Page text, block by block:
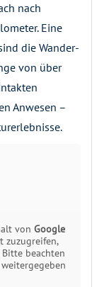
nach
Eine
die Wander-
von über
Anwesen –
von Google
zuzugreifen,
beachten